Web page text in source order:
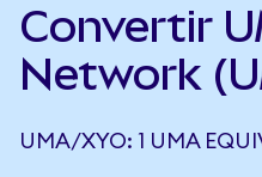
Convertir
Network
UMA/XYO: 1 UMA